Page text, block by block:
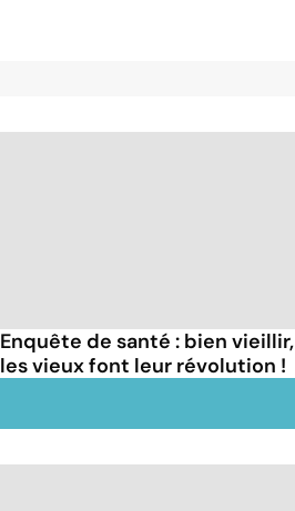
Enquête de santé : bien vieillir,
les vieux font leur révolution !